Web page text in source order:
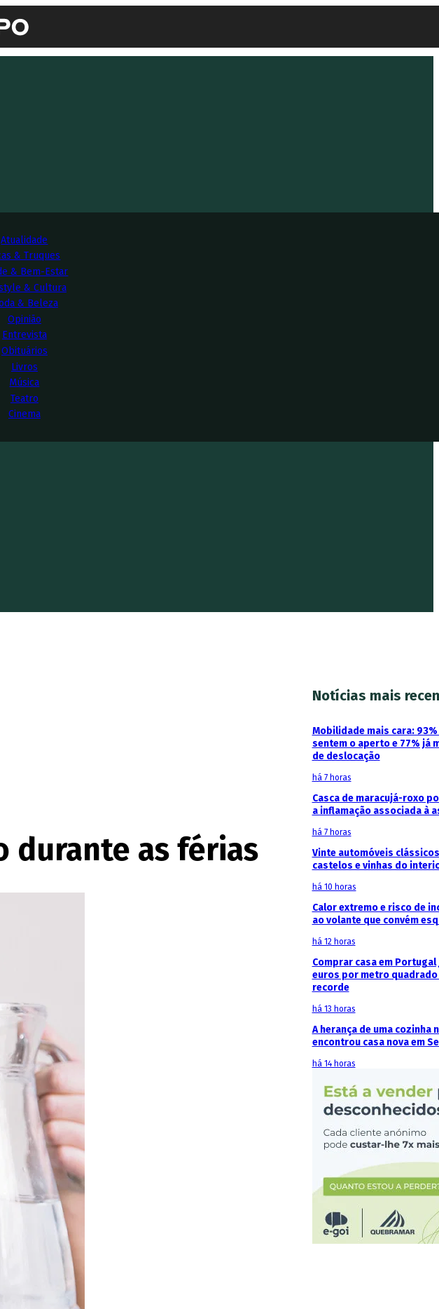
Atualidade
& Truques
& Bem-Estar
& Cultura
& Beleza
Opinião
Entrevista
Obituários
Livros
Música
Teatro
Cinema
durante as férias
Notícias mais
Mobilidade mais cara:
sentem o aperto e 77% já
de deslocação
há 7 horas
Casca de maracujá-roxo
a inflamação associada à
há 7 horas
Vinte automóveis
castelos e vinhas do
há 10 horas
Calor extremo e risco de
ao volante que convém
há 12 horas
Comprar casa em Portugal
euros por metro quadrado
recorde
há 13 horas
A herança de uma cozinha
encontrou casa nova em
há 14 horas